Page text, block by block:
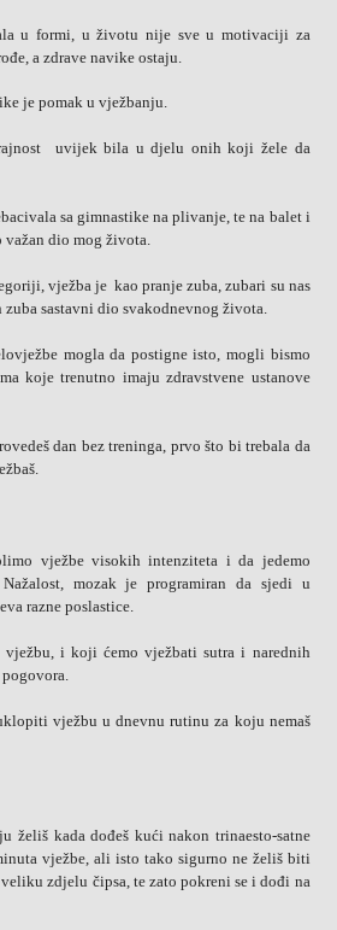
u formi, u životu nije sve u motivaciji za
a zdrave navike ostaju.
je pomak u vježbanju.
uvijek bila u djelu onih koji žele da
sa gimnastike na plivanje, te na balet i
dio mog života.
vježba je kao pranje zuba, zubari su nas
sastavni dio svakodnevnog života.
mogla da postigne isto, mogli bismo
koje trenutno imaju zdravstvene ustanove
dan bez treninga, prvo što bi trebala da
vježbe visokih intenziteta i da jedemo
mozak je programiran da sjedi u
razne poslastice.
i koji ćemo vježbati sutra i narednih
vježbu u dnevnu rutinu za koju nemaš
želiš kada dođeš kući nakon trinaesto-satne
vježbe, ali isto tako sigurno ne želiš biti
zdjelu čipsa, te zato pokreni se i dođi na